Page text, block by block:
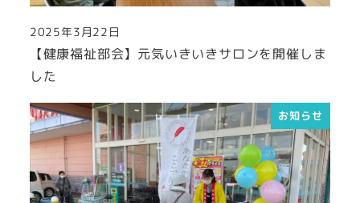
【健康福祉部会】元気いきいきサロンを開催しま
した
投稿日
2025年3月22日
お知らせ